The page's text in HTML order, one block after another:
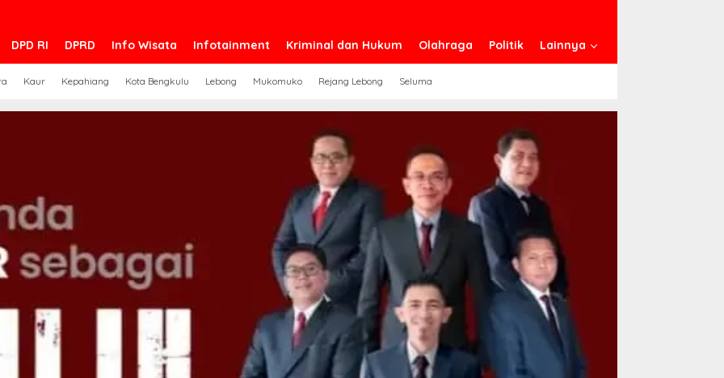
DPD RI DPRD Info Wisata Infotainment Kriminal dan Hukum Olahraga Politik Lainnya
Kaur Kepahiang Kota Bengkulu Lebong Mukomuko Rejang Lebong Seluma